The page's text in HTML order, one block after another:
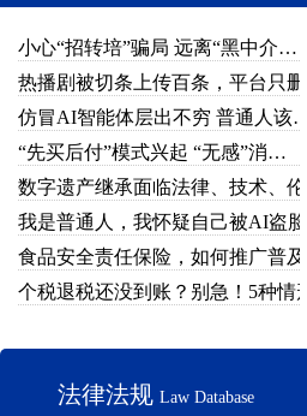
小心“招转培”骗局 远离“黑中介…
热播剧被切条上传百条，平台只
仿冒AI智能体层出不穷 普通人该…
“先买后付”模式兴起 “无感”消…
数字遗产继承面临法律、技术、
我是普通人，我怀疑自己被AI盗
食品安全责任保险，如何推广普及
个税退税还没到账？别急！5种情
法律法规 Law Database